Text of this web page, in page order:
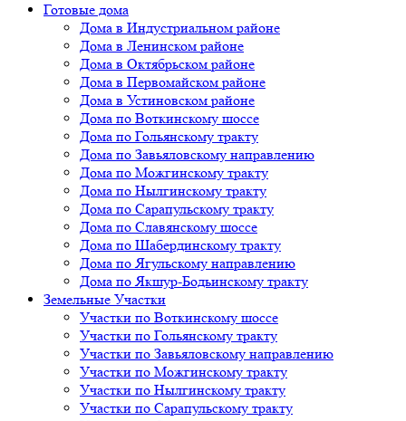
Готовые дома
Дома в Индустриальном районе
Дома в Ленинском районе
Дома в Октябрьском районе
Дома в Первомайском районе
Дома в Устиновском районе
Дома по Воткинскому шоссе
Дома по Гольянскому тракту
Дома по Завьяловскому направлению
Дома по Можгинскому тракту
Дома по Нылгинскому тракту
Дома по Сарапульскому тракту
Дома по Славянскому шоссе
Дома по Шабердинскому тракту
Дома по Ягульскому направлению
Дома по Якшур-Бодьинскому тракту
Земельные Участки
Участки по Воткинскому шоссе
Участки по Гольянскому тракту
Участки по Завьяловскому направлению
Участки по Можгинскому тракту
Участки по Нылгинскому тракту
Участки по Сарапульскому тракту